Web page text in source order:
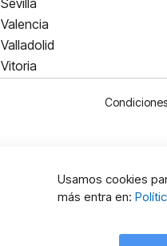
Sevilla
Valencia
Valladolid
Vitoria
Usamos cookies
más entra en: